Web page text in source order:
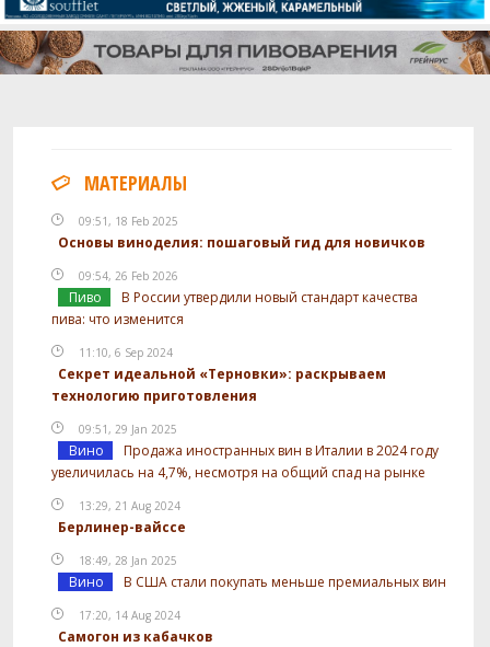
МАТЕРИАЛЫ
09:51, 18 Feb 2025
Основы виноделия: пошаговый гид для новичков
09:54, 26 Feb 2026
Пиво
В России утвердили новый стандарт качества
пива: что изменится
11:10, 6 Sep 2024
Секрет идеальной «Терновки»: раскрываем
технологию приготовления
09:51, 29 Jan 2025
Вино
Продажа иностранных вин в Италии в 2024 году
увеличилась на 4,7%, несмотря на общий спад на рынке
13:29, 21 Aug 2024
Берлинер-вайссе
18:49, 28 Jan 2025
Вино В США стали покупать меньше премиальных вин
17:20, 14 Aug 2024
Самогон из кабачков